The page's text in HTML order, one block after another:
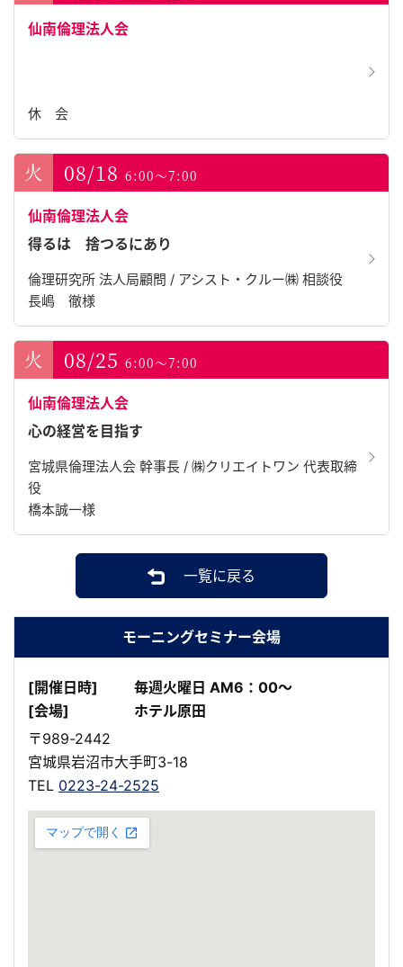
仙南倫理法人会
休 会
08/18 6:00～7:00
仙南倫理法人会
得るは 捨つるにあり
倫理研究所 法人局顧問 / アシスト・クルー㈱ 相談役
長嶋 徹様
08/25 6:00～7:00
仙南倫理法人会
心の経営を目指す
宮城県倫理法人会 幹事長 / ㈱クリエイトワン 代表取締
役
橋本誠一様
一覧に戻る
モーニングセミナー会場
[開催日時]
毎週火曜日 AM6：00～
[会場]
ホテル原田
〒989-2442
宮城県岩沼市大手町3-18
TEL 0223-24-2525